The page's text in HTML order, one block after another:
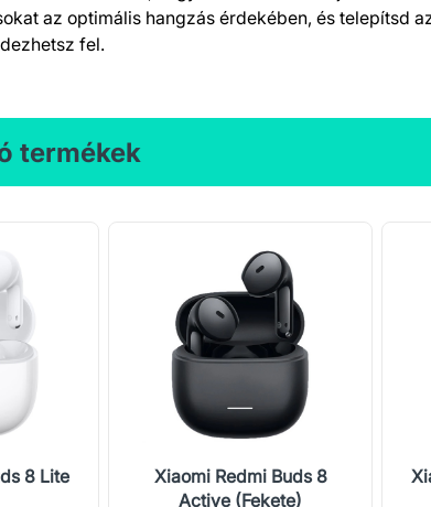
az optimális hangzás érdekében, és telepítsd
fel.
termékek
8 Lite
Xiaomi Redmi Buds 8
Active (Fekete)